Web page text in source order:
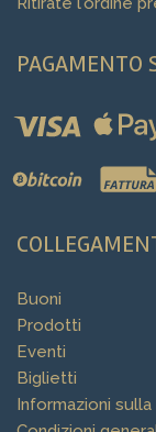
PAGAMENTO
Buoni
Prodotti
Eventi
Biglietti
Informazioni